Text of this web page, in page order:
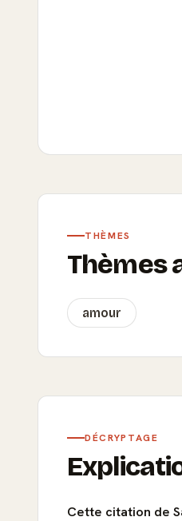
THÈMES
Thèmes
amour
DÉCRYPTAGE
Cette citation de